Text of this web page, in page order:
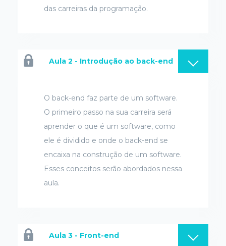
das carreiras da programação.
Aula 2 - Introdução ao back-end
O back-end faz parte de um software.
O primeiro passo na sua carreira será
aprender o que é um software, como
ele é dividido e onde o back-end se
encaixa na construção de um software.
Esses conceitos serão abordados nessa
aula.
Aula 3 - Front-end